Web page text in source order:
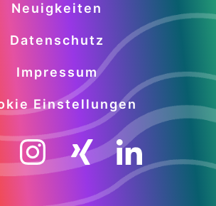
Neuigkeiten
Datenschutz
Impressum
Einstellungen